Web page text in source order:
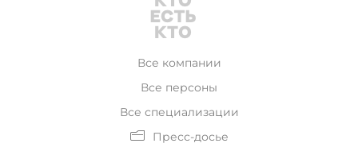
Все компании
Все персоны
Все специализации
Пресс-досье